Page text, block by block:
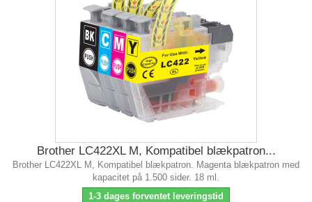
Brother LC422XL M, Kompatibel blækpatron...
Brother LC422XL M, Kompatibel blækpatron. Magenta blækpatron med
kapacitet på 1.500 sider. 18 ml.
1-3 dages forventet leveringstid